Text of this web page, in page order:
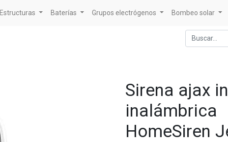
Estructuras Baterías Grupos electrógenos Bombeo solar
Sirena ajax
inalámbrica
HomeSiren